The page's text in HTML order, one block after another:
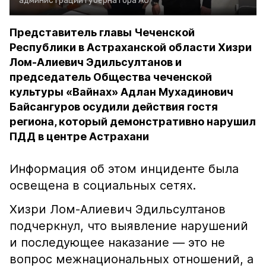
Представитель главы Чеченской
Республики в Астраханской области Хизри
Лом-Алиевич Эдильсултанов и
председатель Общества чеченской
культуры «Вайнах» Адлан Мухадинович
Байсангуров осудили действия гостя
региона, который демонстративно нарушил
ПДД в центре Астрахани
Информация об этом инциденте была
освещена в социальных сетях.
Хизри Лом-Алиевич Эдильсултанов
подчеркнул, что выявление нарушений
и последующее наказание — это не
вопрос межнациональных отношений, а